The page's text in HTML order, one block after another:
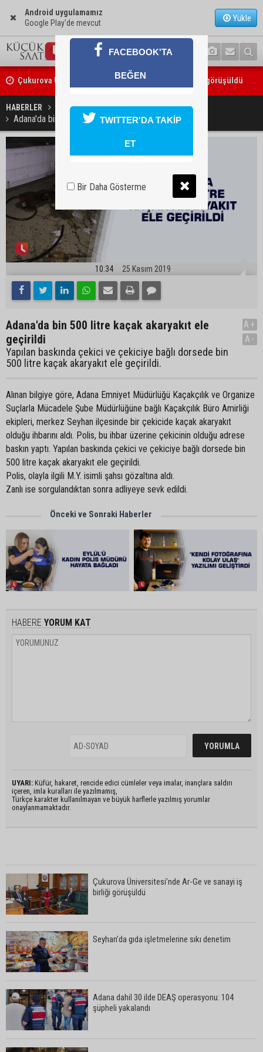
Android uygulamamız
Google Play'de mevcut
Yükle
Çukurova Üniversitesi’nde Ar-Ge ve sanayi iş birliği görüşüldü
Seyhan’da gıda işletmelerine sıkı denetim
HABERLER YAŞAM
Adana'da bin 500 litre kaçak akaryakıt ele geçirildi
10:34 25 Kasım 2019
Adana'da bin 500 litre kaçak akaryakıt ele
geçirildi
Yapılan baskında çekici ve çekiciye bağlı dorsede bin
500 litre kaçak akaryakıt ele geçirildi.
A+
A-
Alınan bilgiye göre, Adana Emniyet Müdürlüğü Kaçakçılık ve Organize
Suçlarla Mücadele Şube Müdürlüğüne bağlı Kaçakçılık Büro Amirliği
ekipleri, merkez Seyhan ilçesinde bir çekicide kaçak akaryakıt
olduğu ihbarını aldı. Polis, bu ihbar üzerine çekicinin olduğu adrese
baskın yaptı. Yapılan baskında çekici ve çekiciye bağlı dorsede bin
500 litre kaçak akaryakıt ele geçirildi.
Polis, olayla ilgili M.Y. isimli şahsı gözaltına aldı.
Zanlı ise sorgulandıktan sonra adliyeye sevk edildi.
Önceki ve Sonraki Haberler
HABERE YORUM KAT
UYARI: Küfür, hakaret, rencide edici cümleler veya imalar, inançlara saldırı
içeren, imla kuralları ile yazılmamış,
Türkçe karakter kullanılmayan ve büyük harflerle yazılmış yorumlar
onaylanmamaktadır.
Çukurova Üniversitesi’nde Ar-Ge ve sanayi iş
birliği görüşüldü
Seyhan’da gıda işletmelerine sıkı denetim
Adana dahil 30 ilde DEAŞ operasyonu: 104
şüpheli yakalandı
FACEBOOK'TA
BEĞEN
TWITTER'DA TAKİP
ET
Bir Daha Gösterme